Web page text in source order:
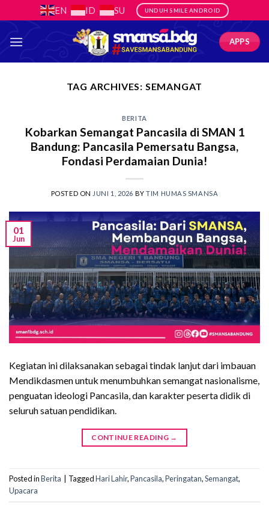
to
content
EN ID SU UNDUH SMILE ANDROID
APPS
TAG ARCHIVES: SEMANGAT
BERITA
Kobarkan Semangat Pancasila di SMAN 1
Bandung: Pancasila Pemersatu Bangsa,
Fondasi Perdamaian Dunia!
POSTED ON JUNI 1, 2026 BYTIM HUMAS SMANSA
01
Jun
Kegiatan ini dilaksanakan sebagai tindak lanjut dari imbauan
Mendikdasmen untuk menumbuhkan semangat nasionalisme,
penguatan ideologi Pancasila, dan karakter peserta didik di
seluruh satuan pendidikan.
CONTINUE READING →
Posted inBerita TaggedHari Lahir,Pancasila,Peringatan,Semangat,
Upacara